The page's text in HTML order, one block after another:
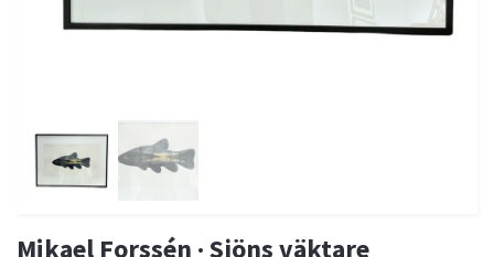
Mikael Forssén · Sjöns väktare